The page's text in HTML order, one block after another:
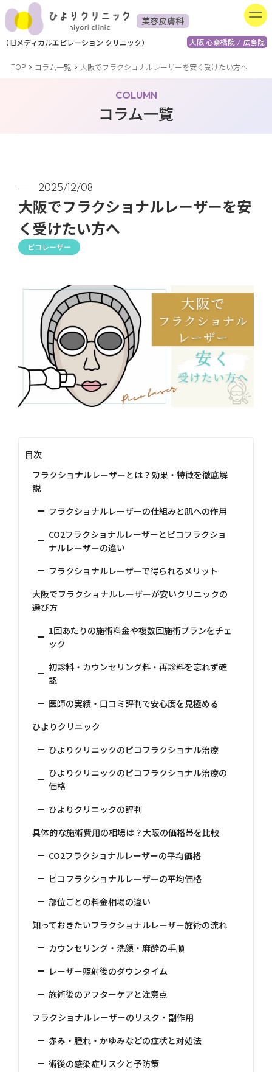
美容皮膚科
大阪 心斎橋院 / 広島院
（旧メディカルエピレーション クリニック）
TOP コラム一覧 大阪でフラクショナルレーザーを安く受けたい方へ
COLUMN
コラム一覧
2025/12/08
大阪でフラクショナルレーザーを安
く受けたい方へ
ピコレーザー
目次
フラクショナルレーザーとは？効果・特徴を徹底解
説
フラクショナルレーザーの仕組みと肌への作用
CO2フラクショナルレーザーとピコフラクショ
ナルレーザーの違い
フラクショナルレーザーで得られるメリット
大阪でフラクショナルレーザーが安いクリニックの
選び方
1回あたりの施術料金や複数回施術プランをチェ
ック
初診料・カウンセリング料・再診料を忘れず確
認
医師の実績・口コミ評判で安心度を見極める
ひよりクリニック
ひよりクリニックのピコフラクショナル治療
ひよりクリニックのピコフラクショナル治療の
価格
ひよりクリニックの評判
具体的な施術費用の相場は？大阪の価格帯を比較
CO2フラクショナルレーザーの平均価格
ピコフラクショナルレーザーの平均価格
部位ごとの料金相場の違い
知っておきたいフラクショナルレーザー施術の流れ
カウンセリング・洗顔・麻酔の手順
レーザー照射後のダウンタイム
施術後のアフターケアと注意点
フラクショナルレーザーのリスク・副作用
赤み・腫れ・かゆみなどの症状と対処法
術後の感染症リスクと予防策